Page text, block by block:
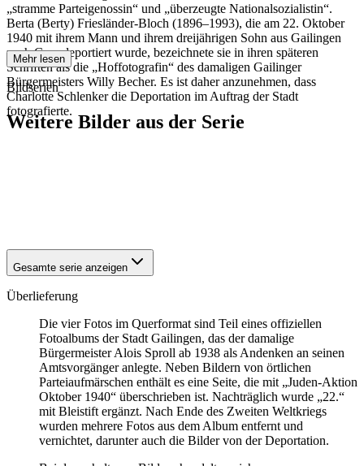
„stramme Parteigenossin“ und „überzeugte Nationalsozialistin“.
Berta (Berty) Friesländer-Bloch (1896–1993), die am 22. Oktober
1940 mit ihrem Mann und ihrem dreijährigen Sohn aus Gailingen
nach Gurs deportiert wurde, bezeichnete sie in ihren späteren
Schriften als die „Hoffotografin“ des damaligen Gailinger
Bürgermeisters Willy Becher. Es ist daher anzunehmen, dass
Charlotte Schlenker die Deportation im Auftrag der Stadt
fotografierte.
Mehr lesen
Bildserien
Weitere Bilder aus der Serie
Gesamte serie anzeigen
Überlieferung
Die vier Fotos im Querformat sind Teil eines offiziellen
Fotoalbums der Stadt Gailingen, das der damalige
Bürgermeister Alois Sproll ab 1938 als Andenken an seinen
Amtsvorgänger anlegte. Neben Bildern von örtlichen
Parteiaufmärschen enthält es eine Seite, die mit „Juden-Aktion
Oktober 1940“ überschrieben ist. Nachträglich wurde „22.“
mit Bleistift ergänzt. Nach Ende des Zweiten Weltkriegs
wurden mehrere Fotos aus dem Album entfernt und
vernichtet, darunter auch die Bilder von der Deportation.